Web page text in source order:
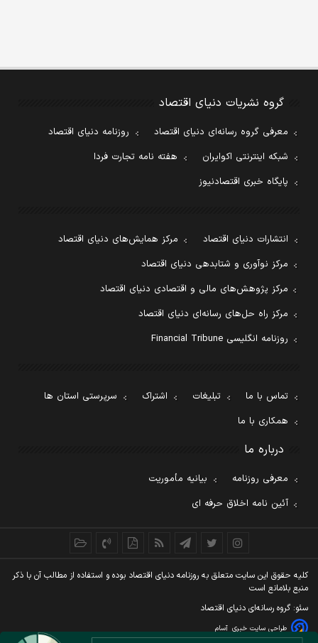
گروه نشریات دنیای اقتصاد
معرفی گروه رسانه‌ای دنیای اقتصاد
روزنامه دنیای اقتصاد
شبکه اینترنتی اکوایران
هفته نامه تجارت فردا
پایگاه خبری اقتصادنیوز
انتشارات دنیای اقتصاد
مرکز همایش‌های دنیای اقتصاد
مرکز نوآوری و شتابدهی دنیای اقتصاد
مرکز پژوهش‌های مالی و اقتصادی دنیای اقتصاد
مرکز راه حل‌های رسانه‌ای دنیای اقتصاد
روزنامه انگلیسی Financial Tribune
تماس با ما تبلیغات اشتراک
سرپرستی استان ها
همکاری با ما
درباره ما
معرفی روزنامه
بیانیه مأموریت
آئین نامه اخلاق حرفه ای
کليه حقوق اين سايت متعلق به روزنامه دنيای اقتصاد بوده و استفاده از مطالب آن با ذکر
منبع بلامانع است
سئو: گروه رسانه‌ای دنیای اقتصاد
طراحی سایت خبری آسام